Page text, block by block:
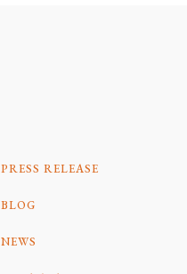
PRESS RELEASE
BLOG
NEWS